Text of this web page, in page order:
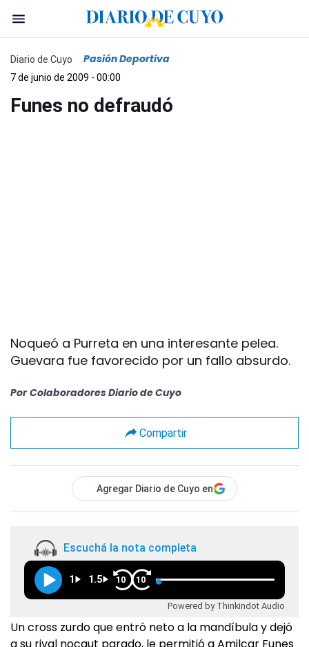
Diario de Cuyo Pasión Deportiva
7 de junio de 2009 - 00:00
Funes no defraudó
Noqueó a Purreta en una interesante pelea.
Guevara fue favorecido por un fallo absurdo.
Por Colaboradores Diario de Cuyo
Compartir
Agregar Diario de Cuyo en
Escuchá la nota completa
1 1.5 10 10
Powered by Thinkindot Audio
Un cross zurdo que entró neto a la mandíbula y dejó